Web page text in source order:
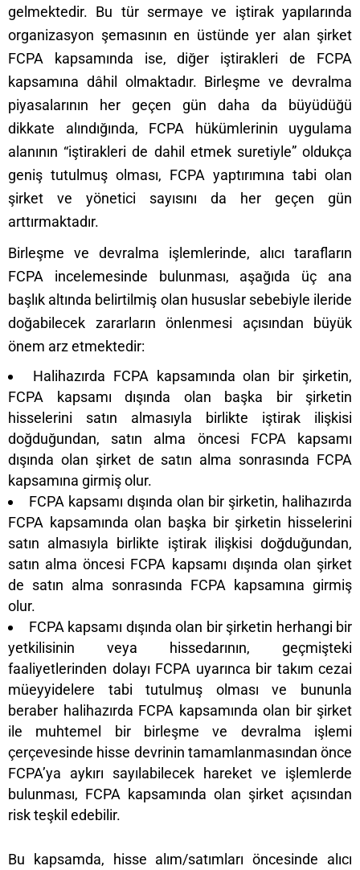
gelmektedir. Bu tür sermaye ve iştirak yapılarında
organizasyon şemasının en üstünde yer alan şirket
FCPA kapsamında ise, diğer iştirakleri de FCPA
kapsamına dâhil olmaktadır. Birleşme ve devralma
piyasalarının her geçen gün daha da büyüdüğü
dikkate alındığında, FCPA hükümlerinin uygulama
alanının “iştirakleri de dahil etmek suretiyle” oldukça
geniş tutulmuş olması, FCPA yaptırımına tabi olan
şirket ve yönetici sayısını da her geçen gün
arttırmaktadır.
Birleşme ve devralma işlemlerinde, alıcı tarafların
FCPA incelemesinde bulunması, aşağıda üç ana
başlık altında belirtilmiş olan hususlar sebebiyle ileride
doğabilecek zararların önlenmesi açısından büyük
önem arz etmektedir:
Halihazırda FCPA kapsamında olan bir şirketin,
FCPA kapsamı dışında olan başka bir şirketin
hisselerini satın almasıyla birlikte iştirak ilişkisi
doğduğundan, satın alma öncesi FCPA kapsamı
dışında olan şirket de satın alma sonrasında FCPA
kapsamına girmiş olur.
FCPA kapsamı dışında olan bir şirketin, halihazırda
FCPA kapsamında olan başka bir şirketin hisselerini
satın almasıyla birlikte iştirak ilişkisi doğduğundan,
satın alma öncesi FCPA kapsamı dışında olan şirket
de satın alma sonrasında FCPA kapsamına girmiş
olur.
FCPA kapsamı dışında olan bir şirketin herhangi bir
yetkilisinin veya hissedarının, geçmişteki
faaliyetlerinden dolayı FCPA uyarınca bir takım cezai
müeyyidelere tabi tutulmuş olması ve bununla
beraber halihazırda FCPA kapsamında olan bir şirket
ile muhtemel bir birleşme ve devralma işlemi
çerçevesinde hisse devrinin tamamlanmasından önce
FCPA’ya aykırı sayılabilecek hareket ve işlemlerde
bulunması, FCPA kapsamında olan şirket açısından
risk teşkil edebilir.
Bu kapsamda, hisse alım/satımları öncesinde alıcı